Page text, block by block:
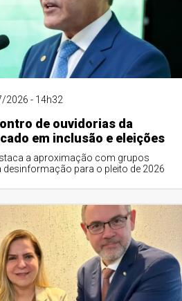
2026 - 14h32
de ouvidorias da
em inclusão e eleições
a aproximação com grupos
desinformação para o pleito de 2026